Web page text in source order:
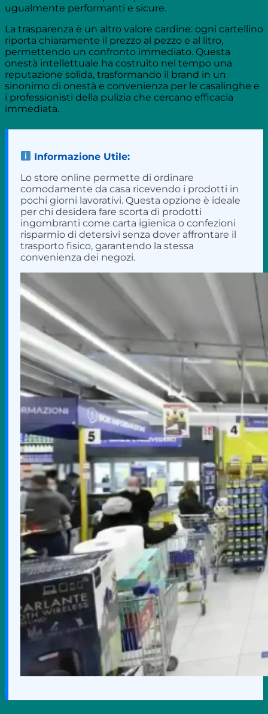
ugualmente performanti e sicure.
La trasparenza è un altro valore cardine: ogni cartellino
riporta chiaramente il prezzo al pezzo e al litro,
permettendo un confronto immediato. Questa
onestà intellettuale ha costruito nel tempo una
reputazione solida, trasformando il brand in un
sinonimo di onestà e convenienza per le casalinghe e
i professionisti della pulizia che cercano efficacia
immediata.
Informazione Utile:
Lo store online permette di ordinare
comodamente da casa ricevendo i prodotti in
pochi giorni lavorativi. Questa opzione è ideale
per chi desidera fare scorta di prodotti
ingombranti come carta igienica o confezioni
risparmio di detersivi senza dover affrontare il
trasporto fisico, garantendo la stessa
convenienza dei negozi.